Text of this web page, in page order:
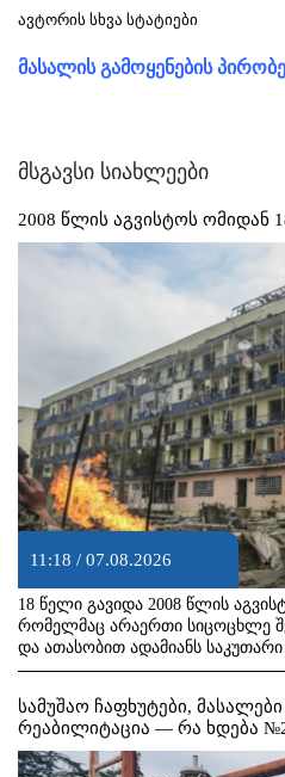
ავტორის სხვა სტატიები
მასალის გამოყენების
მსგავსი სიახლეები
2008 წლის აგვისტოს ომიდან
11:18 / 07.08.2026
18 წელი გავიდა 2008 წლის
რომელმაც არაერთი სიცოცხლე
და ათასობით ადამიანს
სამუშაო ჩაფხუტები,
რეაბილიტაცია — რა ხდება